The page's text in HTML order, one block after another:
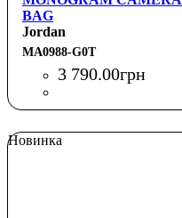
BAG
Jordan
MA0988-G0T
3 790.00грн
Новинка